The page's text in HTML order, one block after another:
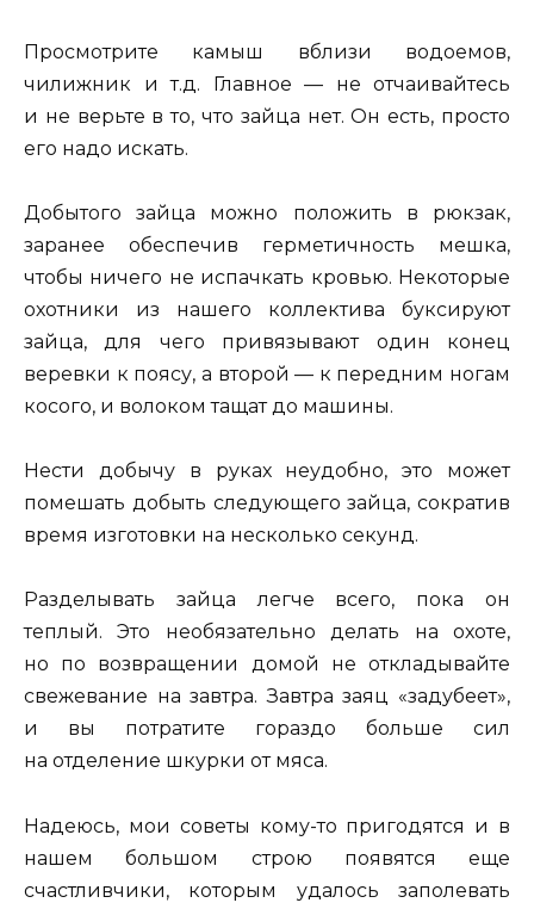
Просмотрите камыш вблизи водоемов,
чилижник и т.д. Главное — не отчаивайтесь
и не верьте в то, что зайца нет. Он есть, просто
его надо искать.
Добытого зайца можно положить в рюкзак,
заранее обеспечив герметичность мешка,
чтобы ничего не испачкать кровью. Некоторые
охотники из нашего коллектива буксируют
зайца, для чего привязывают один конец
веревки к поясу, а второй — к передним ногам
косого, и волоком тащат до машины.
Нести добычу в руках неудобно, это может
помешать добыть следующего зайца, сократив
время изготовки на несколько секунд.
Разделывать зайца легче всего, пока он
теплый. Это необязательно делать на охоте,
но по возвращении домой не откладывайте
свежевание на завтра. Завтра заяц «задубеет»,
и вы потратите гораздо больше сил
на отделение шкурки от мяса.
Надеюсь, мои советы кому-то пригодятся и в
нашем большом строю появятся еще
счастливчики, которым удалось заполевать